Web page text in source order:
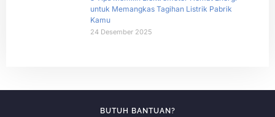
untuk Memangkas Tagihan Listrik Pabrik
Kamu
24 Desember 2025
BUTUH BANTUAN?